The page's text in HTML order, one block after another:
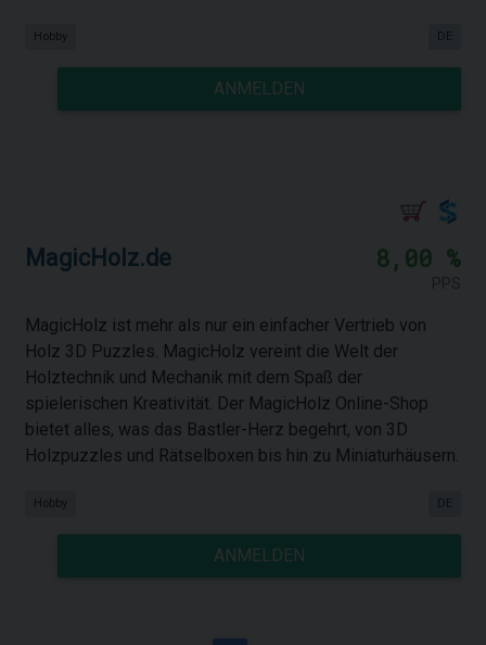
Hobby DE
ANMELDEN
MagicHolz.de 8,00 %
MagicHolz ist mehr als nur ein einfacher Vertrieb von
Holz 3D Puzzles. MagicHolz vereint die Welt der
Holztechnik und Mechanik mit dem Spaß der
spielerischen Kreativität. Der MagicHolz Online-Shop
bietet alles, was das Bastler-Herz begehrt, von 3D
Holzpuzzles und Rätselboxen bis hin zu Miniaturhäusern.
Hobby DE
ANMELDEN